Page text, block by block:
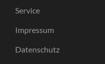
Service
Impressum
Datenschutz